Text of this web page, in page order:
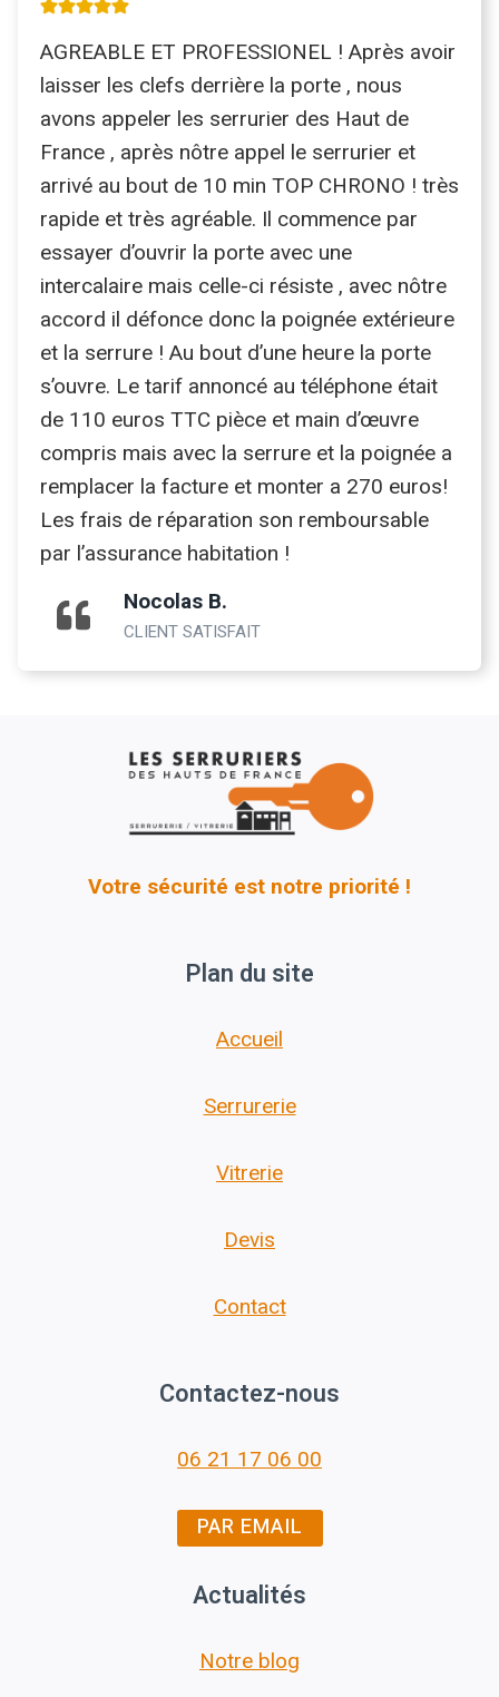
AGREABLE ET PROFESSIONEL ! Après avoir
laisser les clefs derrière la porte , nous
avons appeler les serrurier des Haut de
France , après nôtre appel le serrurier et
arrivé au bout de 10 min TOP CHRONO ! très
rapide et très agréable. Il commence par
essayer d’ouvrir la porte avec une
intercalaire mais celle-ci résiste , avec nôtre
accord il défonce donc la poignée extérieure
et la serrure ! Au bout d’une heure la porte
s’ouvre. Le tarif annoncé au téléphone était
de 110 euros TTC pièce et main d’œuvre
compris mais avec la serrure et la poignée a
remplacer la facture et monter a 270 euros!
Les frais de réparation son remboursable
par l’assurance habitation !
Nocolas B.
CLIENT SATISFAIT
Votre sécurité est notre priorité !
Plan du site
Accueil
Serrurerie
Vitrerie
Devis
Contact
Contactez-nous
06 21 17 06 00
PAR EMAIL
Actualités
Notre blog